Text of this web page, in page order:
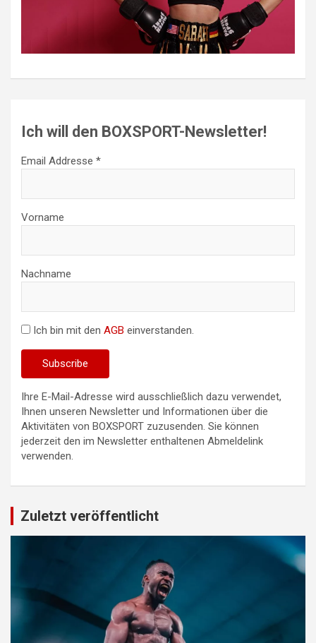
Ich will den BOXSPORT-Newsletter!
Email Addresse *
Vorname
Nachname
Ich bin mit den AGB einverstanden.
Ihre E-Mail-Adresse wird ausschließlich dazu verwendet,
Ihnen unseren Newsletter und Informationen über die
Aktivitäten von BOXSPORT zuzusenden. Sie können
jederzeit den im Newsletter enthaltenen Abmeldelink
verwenden.
Zuletzt veröffentlicht